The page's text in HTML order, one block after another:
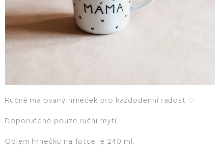
Ručně malovaný hrneček pro každodenní radost ♡
Doporučené pouze ruční mytí.
Objem hrnečku na fotce je 240 ml.